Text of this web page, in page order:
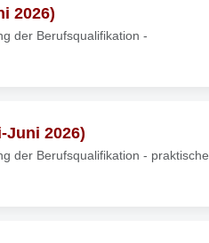
2026)
der Berufsqualifikation -
Juni 2026)
der Berufsqualifikation - praktische